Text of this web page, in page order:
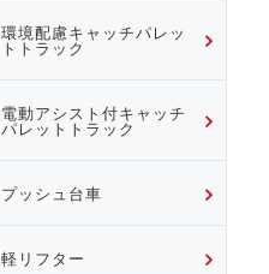
環境配慮キャッチパレッ
トトラック
電動アシスト付キャッチ
パレットトラック
プッシュ台車
軽リフター